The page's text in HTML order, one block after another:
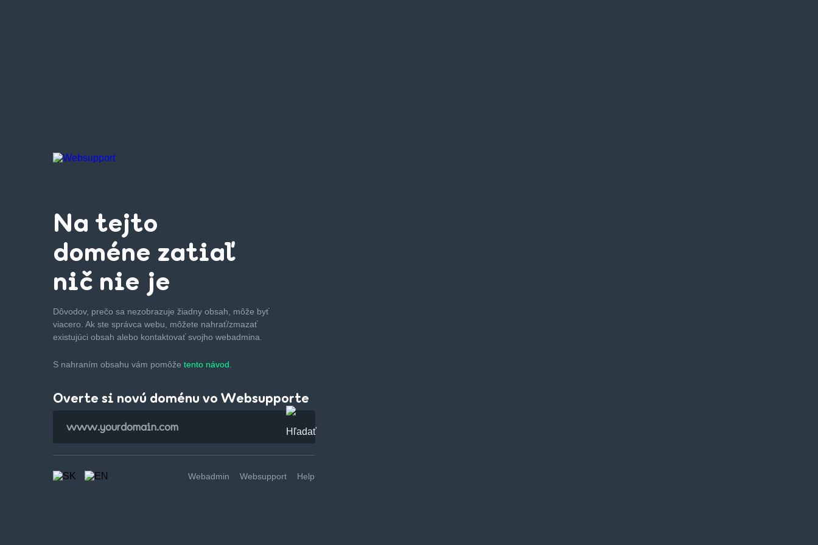
Na tejto
doméne zatiaľ
nič nie je
Dôvodov, prečo sa nezobrazuje žiadny obsah, môže byť
viacero. Ak ste správca webu, môžete nahrať/zmazať
existujúci obsah alebo kontaktovať svojho webadmina.
S nahraním obsahu vám pomôže tento návod.
Overte si novú doménu vo Websupporte
Webadmin Websupport Help